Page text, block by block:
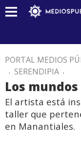
PORTAL MEDIOS
. SERENDIPIA .
Los
El artista está
taller que
en Manantiales.